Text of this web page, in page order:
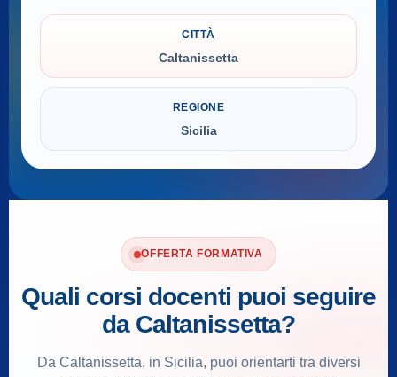
CITTÀ
Caltanissetta
REGIONE
Sicilia
OFFERTA FORMATIVA
Quali corsi docenti puoi seguire
da Caltanissetta?
Da Caltanissetta, in Sicilia, puoi orientarti tra diversi